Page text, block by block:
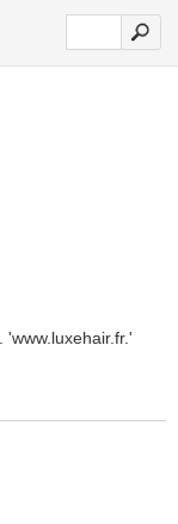
'www.luxehair.fr.'